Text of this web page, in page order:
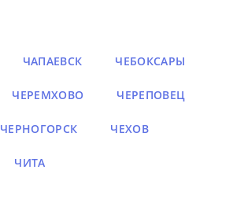
ЧАПАЕВСК ЧЕБОКСАРЫ
ЧЕРЕМХОВО ЧЕРЕПОВЕЦ
ЧЕРНОГОРСК ЧЕХОВ
ЧИТА